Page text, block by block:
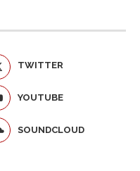
TWITTER
YOUTUBE
SOUNDCLOUD